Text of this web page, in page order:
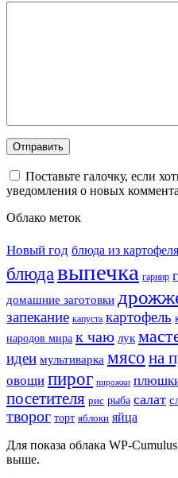
Поставьте галочку, если
уведомления о новых
Облако меток
Новый год блюда из картофеля
блюдавыпечка гарнир
домашние заготовки
запекание капуста картофель
народов мира к чаю лук
идеи мультиварка мясо на
овощи пирог пирожки
посетителя рис рыба салат
творог торт яблоки яйца
Для показа облака WP-
выше.